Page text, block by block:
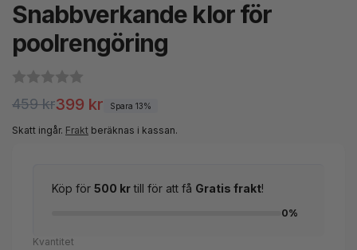
Snabbverkande klor för
poolrengöring
Ordinarie
pris
459 kr
Försäljningspris
399 kr Spara 13%
Skatt ingår. Frakt beräknas i kassan.
Köp för 500 krtill för att få Gratis frakt!
0%
Kvantitet